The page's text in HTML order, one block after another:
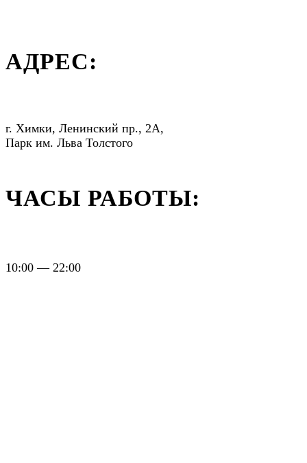
АДРЕС:
г. Химки, Ленинский пр., 2А,
Парк им. Льва Толстого
ЧАСЫ РАБОТЫ:
10:00 — 22:00